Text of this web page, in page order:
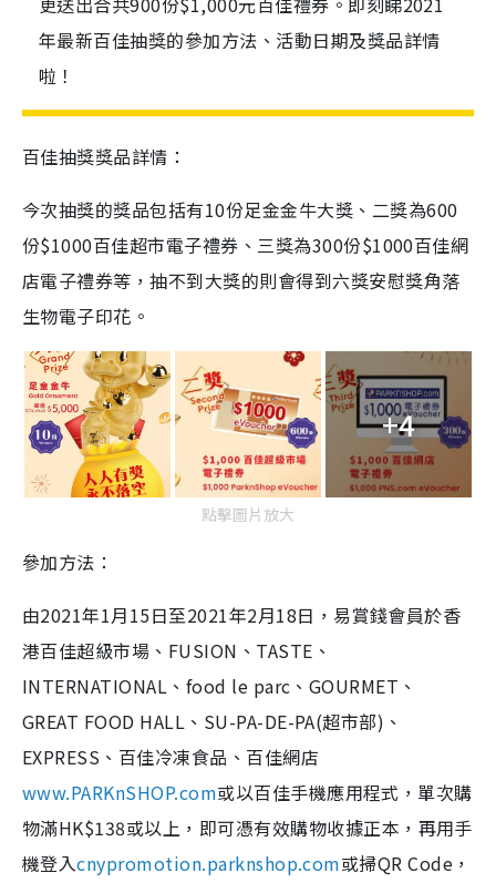
年最新百佳抽獎的參加方法、活動日期及獎品詳情
啦！
百佳抽獎獎品詳情：
今次抽獎的獎品包括有10份足金金牛大獎、二獎為600
份$1000百佳超市電子禮券、三獎為300份$1000百佳網
店電子禮券等，抽不到大獎的則會得到六獎安慰獎角落
生物電子印花。
+4
點擊圖片放大
參加方法：
由2021年1月15日至2021年2月18日，易賞錢會員於香
港百佳超級市場、FUSION、TASTE、
INTERNATIONAL、food le parc、GOURMET、
GREAT FOOD HALL、SU-PA-DE-PA(超市部)、
EXPRESS、百佳冷凍食品、百佳網店
www.PARKnSHOP.com或以百佳手機應用程式，單次購
物滿HK$138或以上，即可憑有效購物收據正本，再用手
機登入cnypromotion.parknshop.com或掃QR Code，